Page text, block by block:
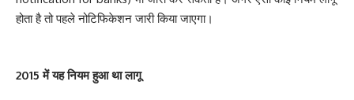
होता है तो पहले नोटिफिकेशन जारी किया जाएगा।
2015 में यह नियम हुआ था लागू